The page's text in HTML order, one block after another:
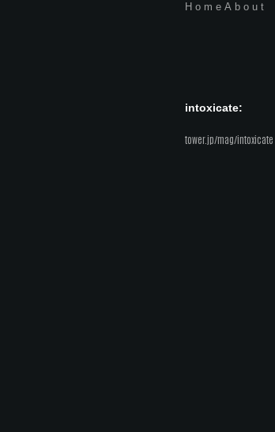
Home About
intoxicate:
tower.jp/mag/intoxicate